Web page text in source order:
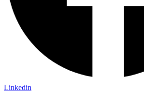
Linkedin